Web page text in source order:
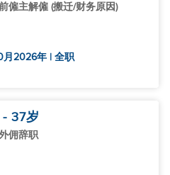
僱主解僱 (搬迁/财务原因)
月2026年 | 全职
- 37岁
佣辞职